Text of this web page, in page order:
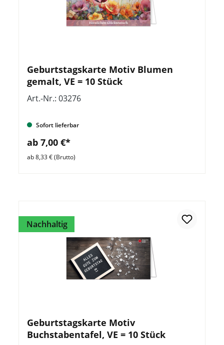
Geburtstagskarte Motiv Blumen
gemalt, VE = 10 Stück
Art.-Nr.: 03276
Sofort lieferbar
ab 7,00 €*
ab 8,33 € (Brutto)
Nachhaltig
Geburtstagskarte Motiv
Buchstabentafel, VE = 10 Stück